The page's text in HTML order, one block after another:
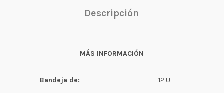
Descripción
MÁS INFORMACIÓN
Bandeja de: 12 U